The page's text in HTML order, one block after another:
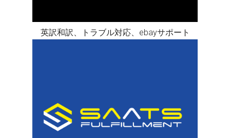
英訳和訳、トラブル対応、ebayサポート